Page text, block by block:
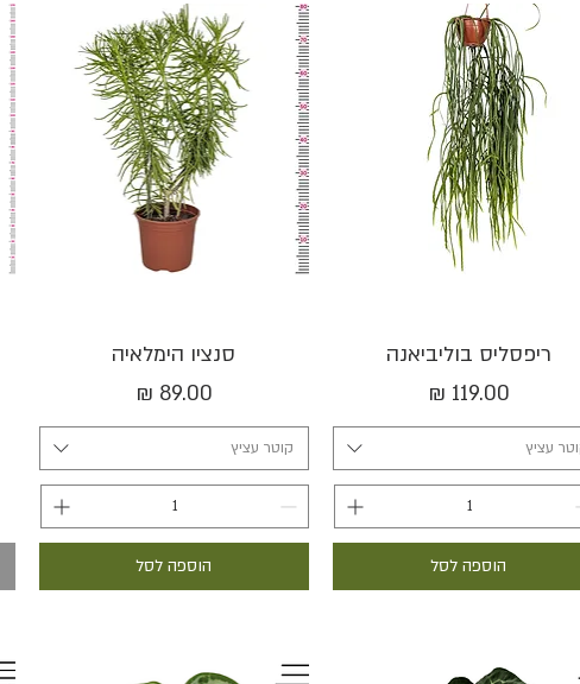
תצוגה מהירה
ריפסליס בוליביאנה
מחיר
עציץ
הוספה לסל
תצוגה מהירה
סנציו הימלאיה
מחיר
קוטר עציץ
הוספה לסל